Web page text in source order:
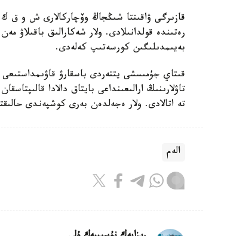
قازىرگى ۋاقىتتا شىڭجاڭ وۆچاركالارى ش و ق
رەتىندە قولدانىلادى. ولار شەكارالىق باقىلاۋ
بەيىمدىلىگىن كورسەتىپ كەلەدى.
قىتاي جۇمىسشى يتتەردى باسقارۋ
تاۋلارىنىڭ ارالىعىنداعى بايتاق دالادا
تە اتالادى. ولار ەجەلدەن بەرى كوشپەندى
الەم